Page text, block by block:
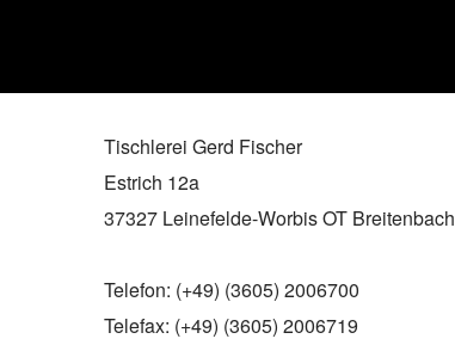
Tischlerei Gerd Fischer
Estrich 12a
37327 Leinefelde-Worbis OT Breitenbach
Telefon: (+49) (3605) 2006700
Telefax: (+49) (3605) 2006719